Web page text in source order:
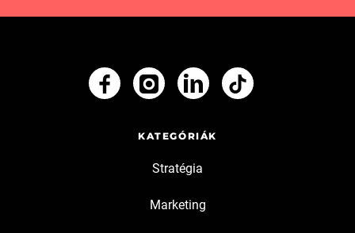
KATEGÓRIÁK
Stratégia
Marketing